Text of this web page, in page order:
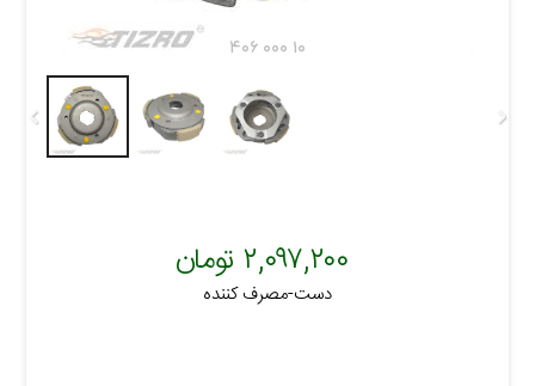
۴۰۶ ۰۰۰ ۱۰
۲,۰۹۷,۲۰۰ تومان
دست-مصرف کننده